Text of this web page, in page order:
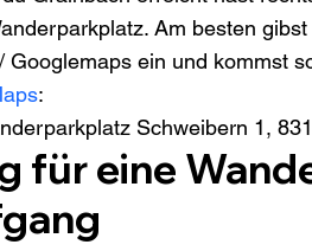
Am besten
Googlemaps ein und kommst
:
Schweibern 1,
für eine